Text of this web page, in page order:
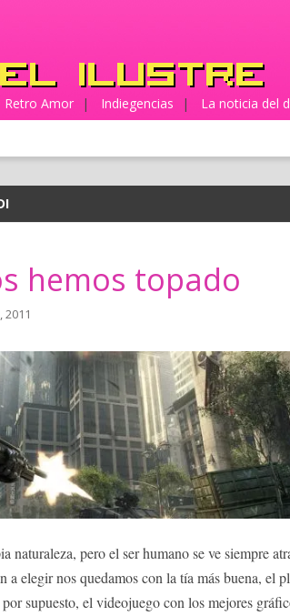
Retro Amor | Indiegencias | La noticia del
hemos topado
2011
naturaleza, pero el ser humano se ve siempre
a elegir nos quedamos con la tía más buena, el
supuesto, el videojuego con los mejores